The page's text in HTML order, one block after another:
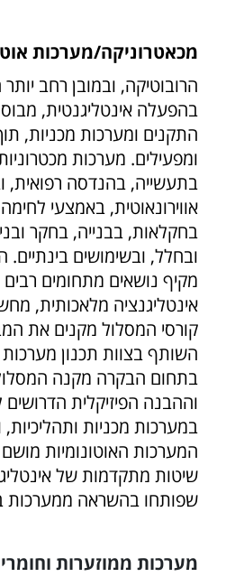
מכאטרוניקה/מערכות
הרובוטיקה, ובמובן רחב
בהפעלה אינטליגנטית,
התקנים ומערכות מכניות,
ומפעילים. מערכות
בתעשייה, בהנדסה רפואית,
אווירונאוטית, באמצעי
בחקלאות, בבנייה, בחקר
ובחלל, ובשימושים
מקיף נושאים מתחומים
אינטליגנציה מלאכותית,
קורסי המסלול מקנים את
השותף בצוות תכנון מערכות
בתחום הבקרה מקנה
וההבנה הפיזיקלית
במערכות מכניות ותהליכיות,
המערכות האוטונומיות
שיטות מתקדמות של
שפותחו בהשראה ממערכות
מערכות ממוזערות